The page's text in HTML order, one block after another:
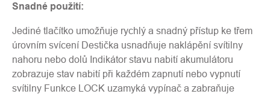
Snadné použití:
Jediné tlačítko umožňuje rychlý a snadný přístup ke třem
úrovním svícení Destička usnadňuje naklápění svítilny
nahoru nebo dolů Indikátor stavu nabití akumulátoru
zobrazuje stav nabití při každém zapnutí nebo vypnutí
svítilny Funkce LOCK uzamyká vypínač a zabraňuje